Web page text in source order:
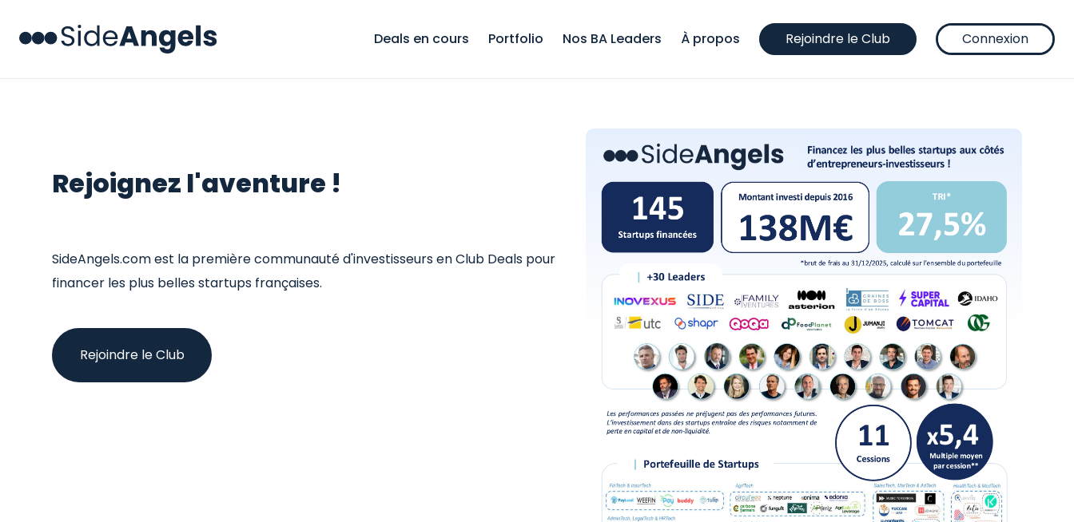
Deals en cours Portfolio Nos BA Leaders À propos Rejoindre le Club Connexion
Rejoignez l'aventure !
SideAngels.com est la première communauté d'investisseurs en Club Deals pour
financer les plus belles startups françaises.
Rejoindre le Club